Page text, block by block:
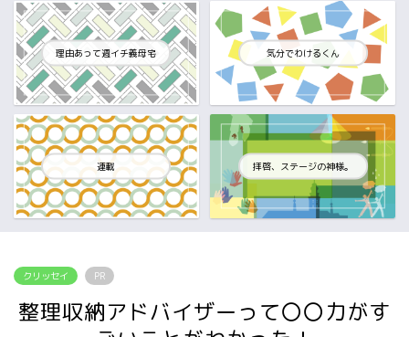
理由あって週イチ義母宅 気分でわけるくん
連載 拝啓、ステージの神様。
クリッセイ PR
整理収納アドバイザーって〇〇力がす